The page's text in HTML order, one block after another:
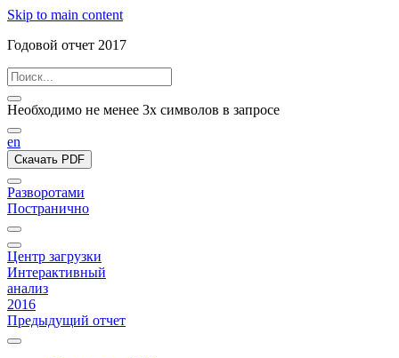
Skip to main content
Годовой отчет 2017
Необходимо не менее 3х символов в запросе
en
Скачать PDF
Разворотами
Постранично
Центр загрузки
Интерактивный
анализ
2016
Предыдущий отчет